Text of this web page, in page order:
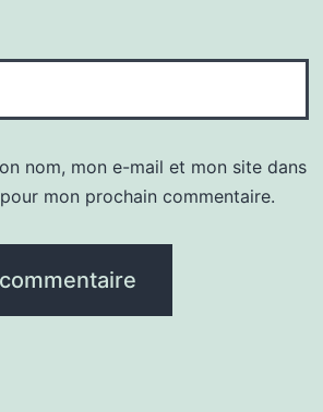
nom, mon e-mail et mon site dans
mon prochain commentaire.